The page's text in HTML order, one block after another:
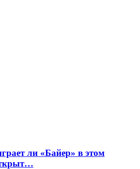
ли «Байер» в этом